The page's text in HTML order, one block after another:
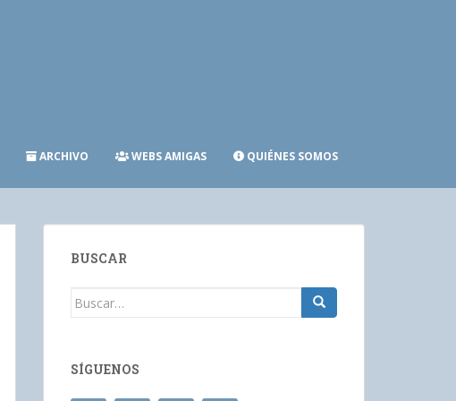
ARCHIVO WEBS AMIGAS QUIÉNES SOMOS
BUSCAR
Buscar:
SÍGUENOS